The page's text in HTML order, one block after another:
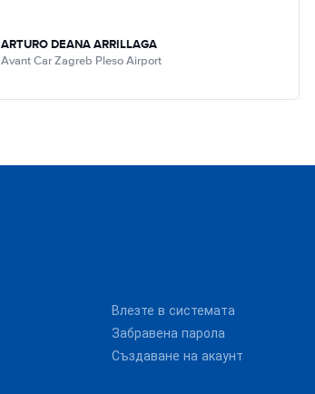
ARTURO DEANA ARRILLAGA
Avant Car Zagreb Pleso Airport
Влезте в системата
Забравена парола
Създаване на акаунт